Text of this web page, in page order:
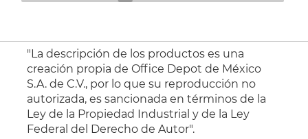
"La descripción de los productos es una
creación propia de Office Depot de México
S.A. de C.V., por lo que su reproducción no
autorizada, es sancionada en términos de la
Ley de la Propiedad Industrial y de la Ley
Federal del Derecho de Autor".